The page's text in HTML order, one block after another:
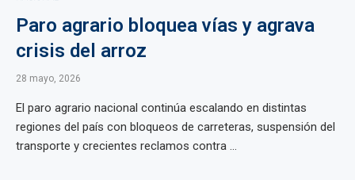
Paro agrario bloquea vías y agrava
crisis del arroz
28 mayo, 2026
El paro agrario nacional continúa escalando en distintas
regiones del país con bloqueos de carreteras, suspensión del
transporte y crecientes reclamos contra ...